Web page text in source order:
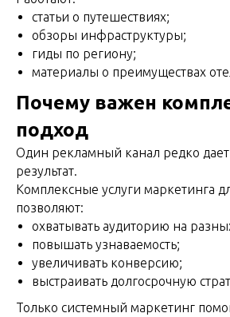
статьи о путешествиях;
обзоры инфраструктуры;
гиды по региону;
материалы о преимуществах
Почему важен
подход
Один рекламный канал редко
результат.
Комплексные услуги маркетинга
позволяют:
охватывать аудиторию на
повышать узнаваемость;
увеличивать конверсию;
выстраивать долгосрочную
Только системный маркетинг